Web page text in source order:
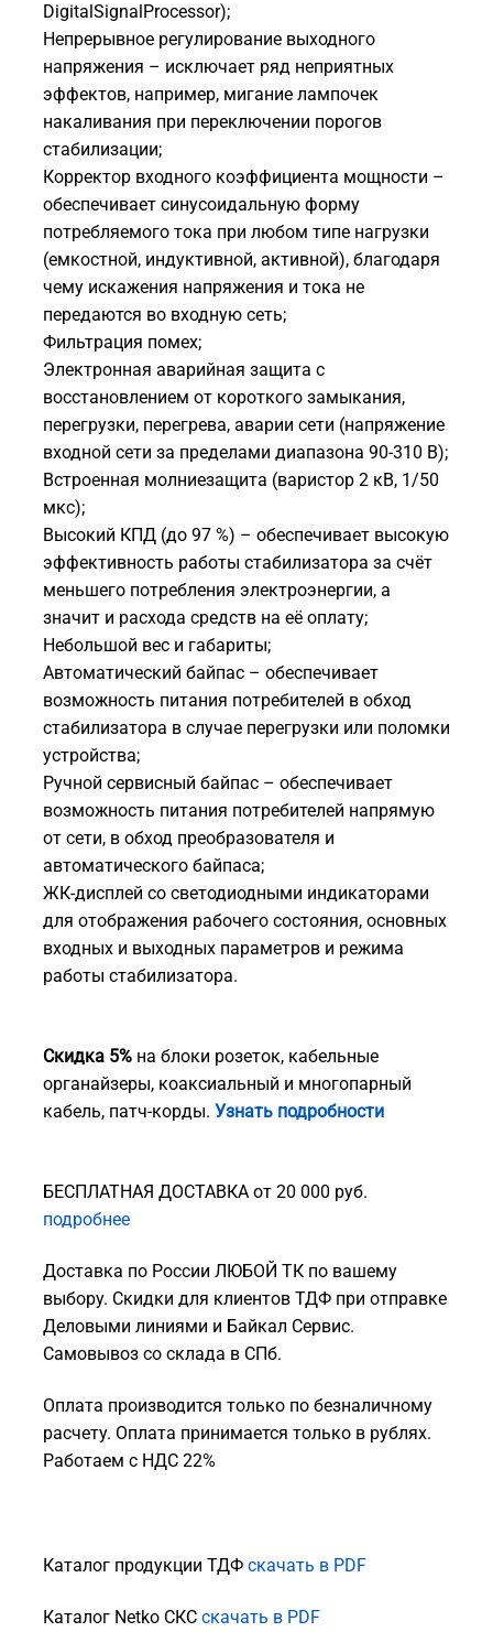
DigitalSignalProcessor);
Непрерывное регулирование выходного
напряжения – исключает ряд неприятных
эффектов, например, мигание лампочек
накаливания при переключении порогов
стабилизации;
Корректор входного коэффициента мощности –
обеспечивает синусоидальную форму
потребляемого тока при любом типе нагрузки
(емкостной, индуктивной, активной), благодаря
чему искажения напряжения и тока не
передаются во входную сеть;
Фильтрация помех;
Электронная аварийная защита с
восстановлением от короткого замыкания,
перегрузки, перегрева, аварии сети (напряжение
входной сети за пределами диапазона 90-310 В);
Встроенная молниезащита (варистор 2 кВ, 1/50
мкс);
Высокий КПД (до 97 %) – обеспечивает высокую
эффективность работы стабилизатора за счёт
меньшего потребления электроэнергии, а
значит и расхода средств на её оплату;
Небольшой вес и габариты;
Автоматический байпас – обеспечивает
возможность питания потребителей в обход
стабилизатора в случае перегрузки или поломки
устройства;
Ручной сервисный байпас – обеспечивает
возможность питания потребителей напрямую
от сети, в обход преобразователя и
автоматического байпаса;
ЖК-дисплей со светодиодными индикаторами
для отображения рабочего состояния, основных
входных и выходных параметров и режима
работы стабилизатора.
Скидка 5% на блоки розеток, кабельные
органайзеры, коаксиальный и многопарный
кабель, патч-корды. Узнать подробности
БЕСПЛАТНАЯ ДОСТАВКА от 20 000 руб.
подробнее
Доставка по России ЛЮБОЙ ТК по вашему
выбору. Скидки для клиентов ТДФ при отправке
Деловыми линиями и Байкал Сервис.
Самовывоз со склада в СПб.
Оплата производится только по безналичному
расчету. Оплата принимается только в рублях.
Работаем с НДС 22%
Каталог продукции ТДФ скачать в PDF
Каталог Netko СКС скачать в PDF